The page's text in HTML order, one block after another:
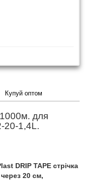
Купуй оптом
для
20-1,4L.
DRIP TAPE стрічка
20 см,